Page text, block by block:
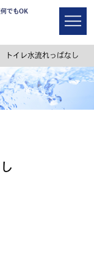
でもOK
イレ水流れっぱなし